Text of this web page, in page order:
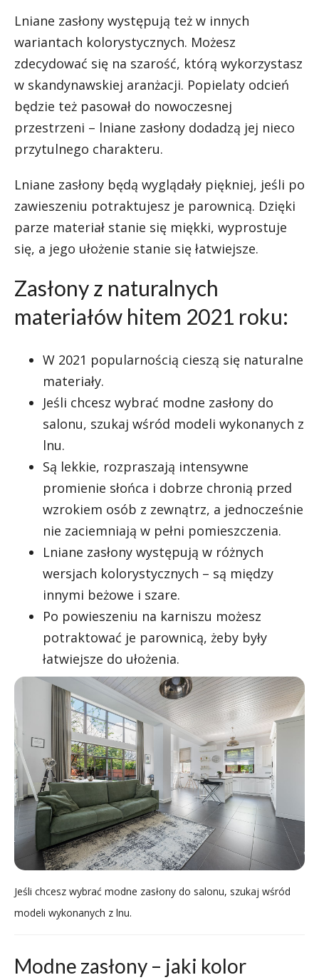
Lniane zasłony występują też w innych
wariantach kolorystycznych. Możesz
zdecydować się na szarość, którą wykorzystasz
w skandynawskiej aranżacji. Popielaty odcień
będzie też pasował do nowoczesnej
przestrzeni – lniane zasłony dodadzą jej nieco
przytulnego charakteru.
Lniane zasłony będą wyglądały piękniej, jeśli po
zawieszeniu potraktujesz je parownicą. Dzięki
parze materiał stanie się miękki, wyprostuje
się, a jego ułożenie stanie się łatwiejsze.
Zasłony z naturalnych
materiałów hitem 2021 roku:
W 2021 popularnością cieszą się naturalne
materiały.
Jeśli chcesz wybrać modne zasłony do
salonu, szukaj wśród modeli wykonanych z
lnu.
Są lekkie, rozpraszają intensywne
promienie słońca i dobrze chronią przed
wzrokiem osób z zewnątrz, a jednocześnie
nie zaciemniają w pełni pomieszczenia.
Lniane zasłony występują w różnych
wersjach kolorystycznych – są między
innymi beżowe i szare.
Po powieszeniu na karniszu możesz
potraktować je parownicą, żeby były
łatwiejsze do ułożenia.
Jeśli chcesz wybrać modne zasłony do salonu, szukaj wśród
modeli wykonanych z lnu.
Modne zasłony – jaki kolor